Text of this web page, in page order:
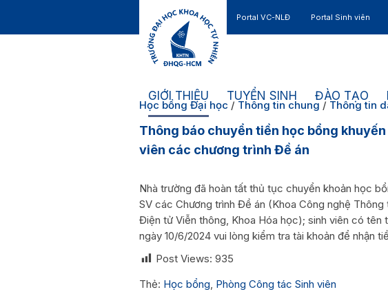
Portal VC-NLĐ Portal Sinh viên
GIỚI THIỆU TUYỂN SINH ĐÀO TẠO
Học bổng Đại học / Thông tin chung / Thông tin
Thông báo chuyển tiền học bổng
viên các chương trình Đề án
Nhà trường đã hoàn tất thủ tục chuyển khoản học
SV các Chương trình Đề án (Khoa Công nghệ
Điện tử Viễn thông, Khoa Hóa học); sinh viên có
ngày 10/6/2024 vui lòng kiểm tra tài khoản để nhận
Post Views: 935
Thẻ: Học bổng, Phòng Công tác Sinh viên